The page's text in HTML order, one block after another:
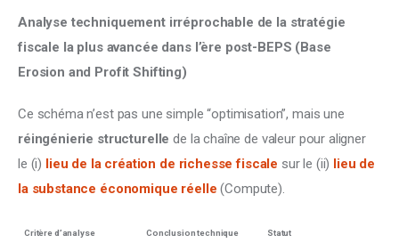
Analyse techniquement irréprochable de la stratégie
fiscale la plus avancée dans l’ère post-BEPS (Base
Erosion and Profit Shifting)
Ce schéma n’est pas une simple “optimisation”, mais une
réingénierie structurelle de la chaîne de valeur pour aligner
le (i) lieu de la création de richesse fiscale sur le (ii) lieu de
la substance économique réelle (Compute).
Critère d’analyse Conclusion technique Statut